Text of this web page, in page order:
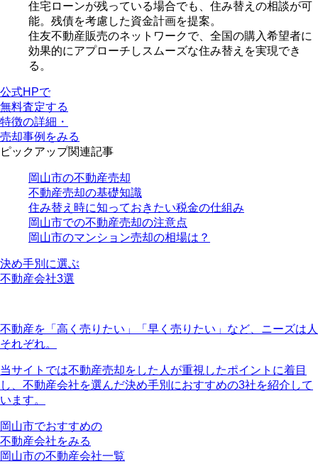
住宅ローンが残っている場合でも、住み替えの相談が可
能。残債を考慮した資金計画を提案。
住友不動産販売のネットワークで、全国の購入希望者に
効果的にアプローチしスムーズな住み替えを実現でき
る。
公式HPで
無料査定する
特徴の詳細・
売却事例をみる
ピックアップ関連記事
岡山市の不動産売却
不動産売却の基礎知識
住み替え時に知っておきたい税金の仕組み
岡山市での不動産売却の注意点
岡山市のマンション売却の相場は？
決め手別に選ぶ
不動産会社3選
不動産を「高く売りたい」「早く売りたい」など、ニーズは人
それぞれ。
当サイトでは不動産売却をした人が重視したポイントに着目
し、 不動産会社を選んだ決め手別におすすめの3社を紹介 して
います。
岡山市でおすすめの
不動産会社をみる
岡山市の不動産会社一覧